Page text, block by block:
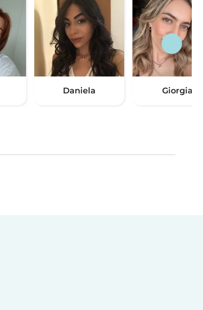
Daniela Giorgia